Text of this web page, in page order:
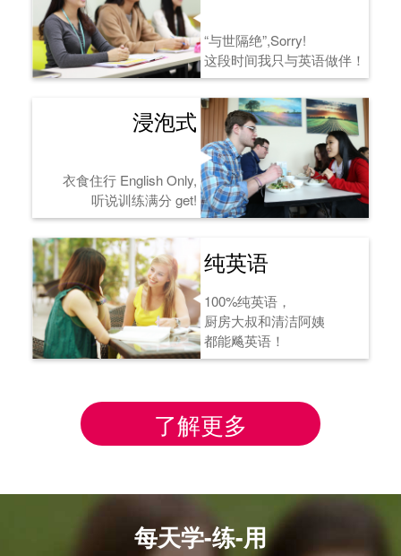
“与世隔绝”,Sorry!
这段时间我只与英语做伴！
浸泡式
衣食住行 English Only,
听说训练满分 get!
纯英语
100%纯英语，
厨房大叔和清洁阿姨
都能飚英语！
了解更多
每天学-练-用